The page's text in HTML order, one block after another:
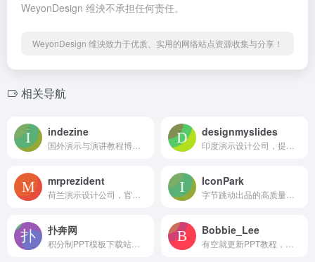
WeyonDesign 维泱不承担任何责任。
WeyonDesign 维泱致力于优质、实用的网络站点资源收集与分享！
相关导航
indezine designmyslides
mrprezident IconPark
扑奔网 Bobbie_Lee